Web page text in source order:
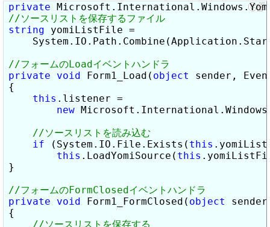
private
string yomiListFile =
private
void Form1_Load( object
sender,
{
this .listener =
new
if (System.IO.File.Exists( this
this .LoadYomiSource( this
}
private
void Form1_FormClosed( object
{